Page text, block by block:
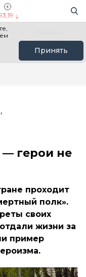
Принять
герои не
проходит
полк».
своих
жизни за
пример